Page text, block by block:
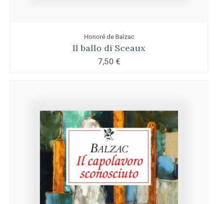
Honoré de Balzac
Il ballo di Sceaux
7,50 €